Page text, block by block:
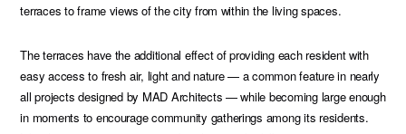
terraces to frame views of the city from within the living spaces.
The terraces have the additional effect of providing each resident with
easy access to fresh air, light and nature — a common feature in nearly
all projects designed by MAD Architects — while becoming large enough
in moments to encourage community gatherings among its residents.